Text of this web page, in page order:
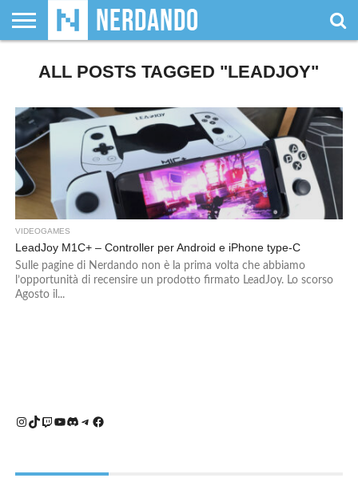
SIAMO
GIOCHI
DA
GIOCHI
DI
VIDEOGAMES
FILM
&
FUMETTI
& LIBRI
MAGIC:
THE
DUNGEONS
&
WRESTLING
NERDANDO
AWARDS
BOLLINI
ALL POSTS TAGGED "LEADJOY"
VIDEOGAMES
LeadJoy M1C+ – Controller per Android e iPhone type-C
Sulle pagine di Nerdando non è la prima volta che abbiamo
l’opportunità di recensire un prodotto firmato LeadJoy. Lo scorso
Agosto il...
Instagram
TikTok
Twitch
YouTube
Discord
Telegram
Facebook